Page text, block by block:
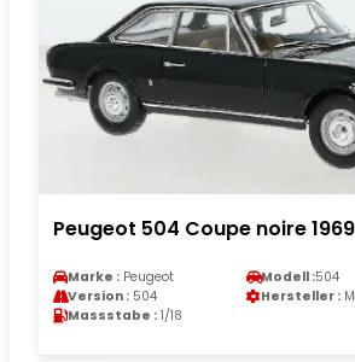
Peugeot 504 Coupe noire
Marke : Peugeot Modell :504
Version : 504 Hersteller :
Massstabe : 1/18